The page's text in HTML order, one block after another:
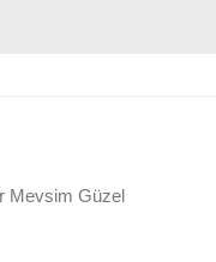
Mevsim Güzel